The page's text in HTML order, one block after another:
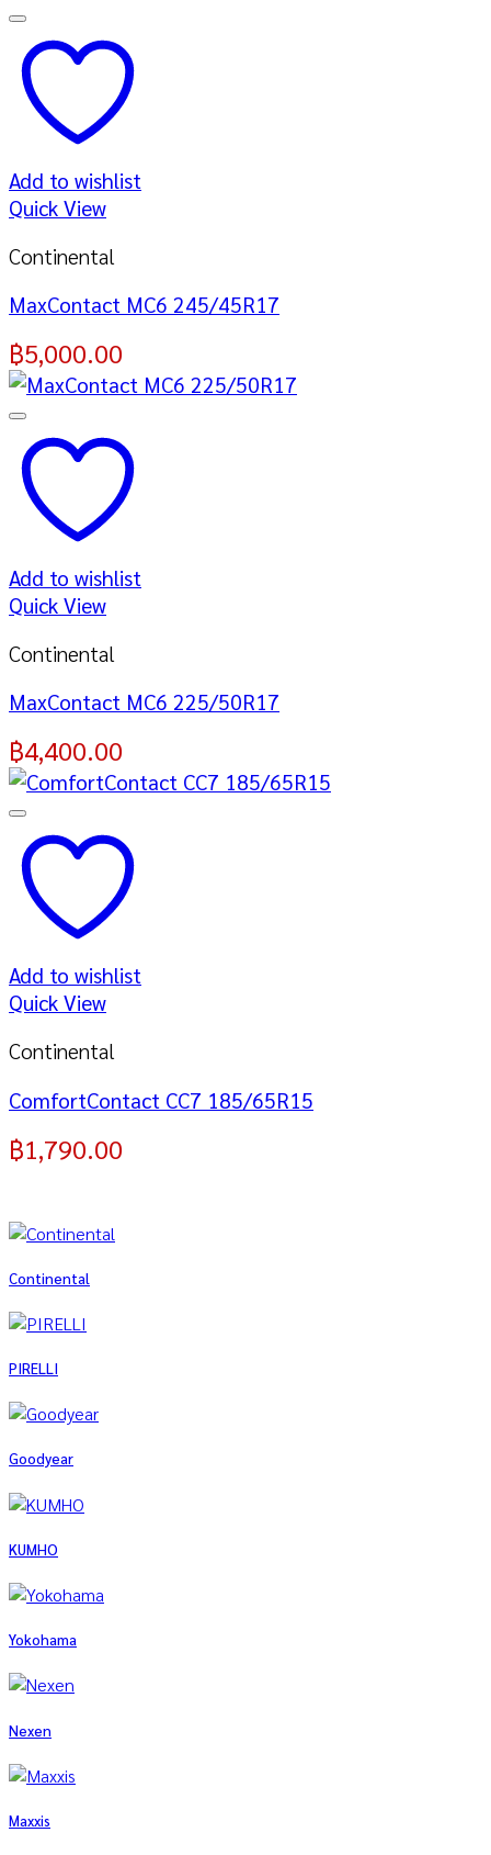
Add to wishlist
Quick View
Continental
MaxContact MC6 245/45R17
฿5,000.00
Add to wishlist
Quick View
Continental
MaxContact MC6 225/50R17
฿4,400.00
Add to wishlist
Quick View
Continental
ComfortContact CC7 185/65R15
฿1,790.00
Continental
PIRELLI
Goodyear
KUMHO
Yokohama
Nexen
Maxxis